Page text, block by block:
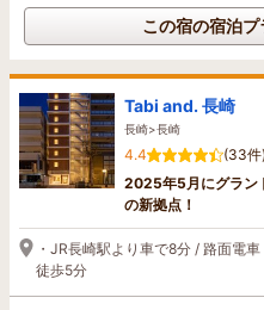
この宿の宿泊
Tabi and. 長崎
長崎>長崎
4.4
(33件)
2025年5月にグラン
の新拠点！
・JR長崎駅より車で8分 / 路面電
徒歩5分